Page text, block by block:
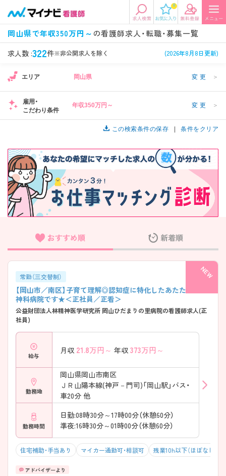
0
岡山県で年収350万円～の看護師求人・転職・募集一覧
求人数 :322件※非公開求人を除く (2026年8月8日更新)
エリアから探す
エリアから探す 駅・路線から探す
関東
東海 関西
北海道・東北 中国・四国
九州・沖縄
希望の求人条件を選択
条件項目の選択に戻る
看護師、准看護師など 常勤、夜勤なし可など
施設形態 担当業務
病棟、外来など
診察科目
美容外科、
循環器内科など
こだわり条件
未経験歓迎、
年収
年収500万円以上など
雇用形態
正社員、契約社員など
フリーワード検索
エリア 岡山県 変更 ＞
雇用・
こだわり条件
年収350万円～ 変更 ＞
この検索条件の保存 条件をクリア
おすすめ順 新着順
常勤（三交替制）
【岡山市／南区】子育て理解◎認知症に特化したあたたかな精
神科病院です★＜正社員／正看＞
公益財団法人林精神医学研究所 岡山ひだまりの里病院の看護師求人(正
社員)
給与
月収 21.8万円～ 年収 373万円～
勤務地
岡山県岡山市南区
ＪＲ山陽本線(神戸－門司)「岡山駅」バス・
車20分 他
勤務時間
日勤:08時30分～17時00分（休憩60分）
準夜:16時30分～01時00分（休憩60分）
住宅補助・手当あり マイカー通勤可・相談可 残業10h以下（ほぼなし）